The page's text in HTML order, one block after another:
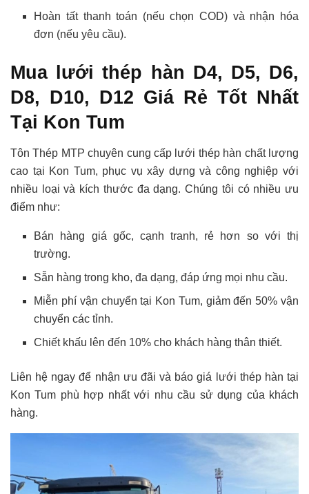
Hoàn tất thanh toán (nếu chọn COD) và nhận hóa
đơn (nếu yêu cầu).
Mua lưới thép hàn D4, D5, D6,
D8, D10, D12 Giá Rẻ Tốt Nhất
Tại Kon Tum
Tôn Thép MTP chuyên cung cấp lưới thép hàn chất lượng
cao tại Kon Tum, phục vụ xây dựng và công nghiệp với
nhiều loại và kích thước đa dạng. Chúng tôi có nhiều ưu
điểm như:
Bán hàng giá gốc, cạnh tranh, rẻ hơn so với thị
trường.
Sẵn hàng trong kho, đa dạng, đáp ứng mọi nhu cầu.
Miễn phí vận chuyển tại Kon Tum, giảm đến 50% vận
chuyển các tỉnh.
Chiết khấu lên đến 10% cho khách hàng thân thiết.
Liên hệ ngay để nhận ưu đãi và báo giá lưới thép hàn tại
Kon Tum phù hợp nhất với nhu cầu sử dụng của khách
hàng.